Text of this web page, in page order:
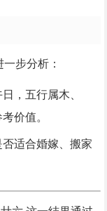
步分析：
，五行属木、
价值。
适合婚嫁、搬家